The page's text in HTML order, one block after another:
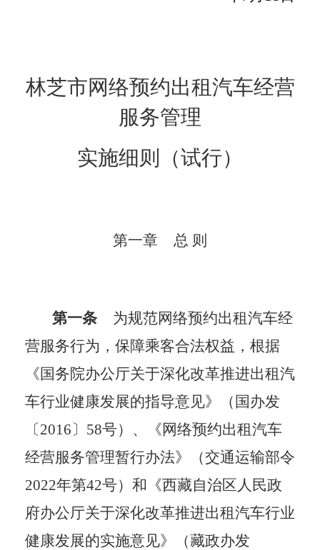
林芝市网络预约出租汽车经营
服务管理
实施细则（试行）
第一章 总 则
第一条
为规范网络预约出租汽车经
营服务行为，保障乘客合法权益，根据
《国务院办公厅关于深化改革推进出租汽
车行业健康发展的指导意见》（国办发
〔2016〕58号）、《网络预约出租汽车
经营服务管理暂行办法》（交通运输部令
2022年第42号）和《西藏自治区人民政
府办公厅关于深化改革推进出租汽车行业
健康发展的实施意见》（藏政办发